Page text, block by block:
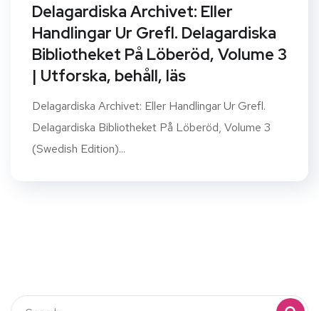
Delagardiska Archivet: Eller
Handlingar Ur Grefl. Delagardiska
Bibliotheket På Löberöd, Volume 3
| Utforska, behåll, läs
Delagardiska Archivet: Eller Handlingar Ur Grefl.
Delagardiska Bibliotheket På Löberöd, Volume 3
(Swedish Edition)...